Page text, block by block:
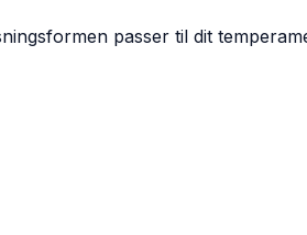
passer til dit